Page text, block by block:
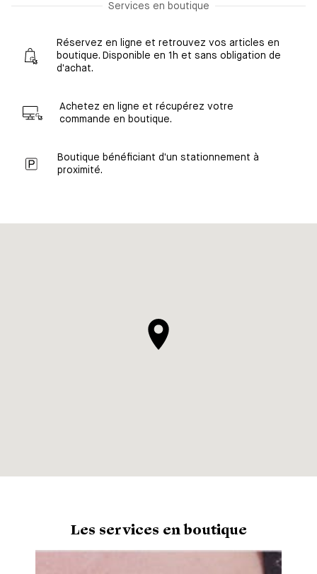
Services en boutique
Réservez en ligne et retrouvez vos articles en
boutique. Disponible en 1h et sans obligation de
d'achat.
Achetez en ligne et récupérez votre
commande en boutique.
Boutique bénéficiant d'un stationnement à
proximité.
Les services en boutique